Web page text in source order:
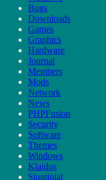
Bugs
Downloads
Games
Graphics
Hardware
Journal
Members
Mods
Network
News
PHPFusion
Security
Software
Themes
Windows
Klaidos
Siuntiniai